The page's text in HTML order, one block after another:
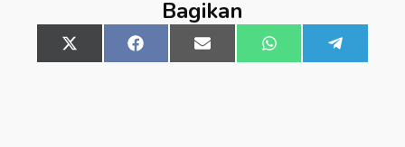
Bagikan
Share
on
X
(Twitter)
Share
on
FacebookShare
on
Email Share
on
WhatsApp
on